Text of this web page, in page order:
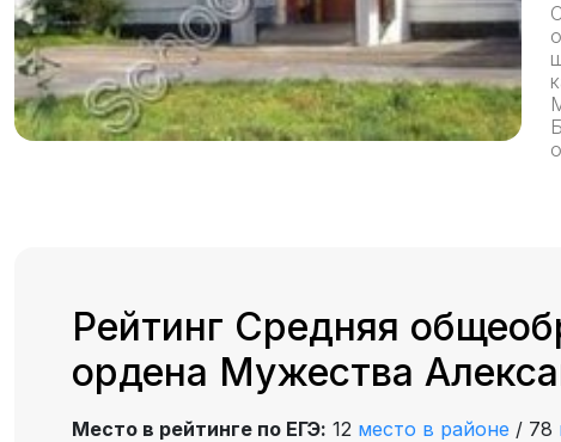
Рейтинг Средняя
ордена Мужества
Место в рейтинге по ЕГЭ: 12 место в районе / 78